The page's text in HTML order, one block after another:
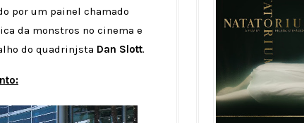
por um painel chamado
da monstros no cinema e
do quadrinjsta Dan Slott.